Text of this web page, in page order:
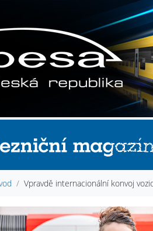
Vpravdě internacionální konvoj